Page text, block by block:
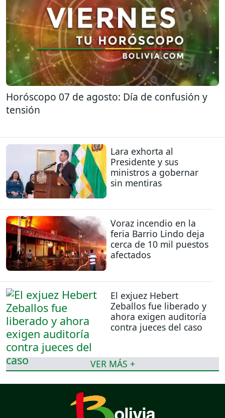
Horóscopo 07 de agosto: Día de confusión y
tensión
Lara exhorta al
Presidente y sus
ministros a gobernar
sin mentiras
Voraz incendio en la
feria Barrio Lindo deja
cerca de 10 mil puestos
afectados
El exjuez Hebert
Zeballos fue liberado y
ahora exigen auditoría
contra jueces del caso
VER MÁS +